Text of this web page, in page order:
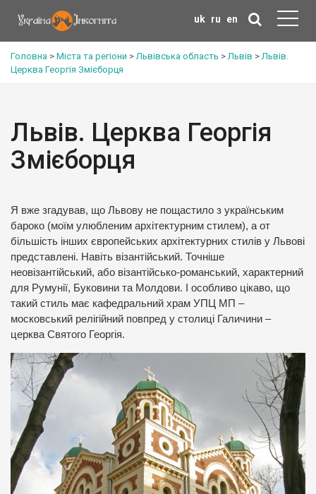
uk ru en
Головна > Міста та регіони >Львівська область >Львів >Львів.
Церква Георгія Змієборця
Львів. Церква Георгія
Змієборця
Я вже згадував, що Львову не пощастило з українським
бароко (моїм улюбленим архітектурним стилем), а от
більшість інших європейських архітектурних стилів у Львові
представлені. Навіть візантійський. Точніше
неовізантійський, або візантійсько-романський, характерний
для Румунії, Буковини та Молдови. І особливо цікаво, що
такий стиль має кафедральний храм УПЦ МП –
московський релігійний повпред у столиці Галичини –
церква Святого Георгія.